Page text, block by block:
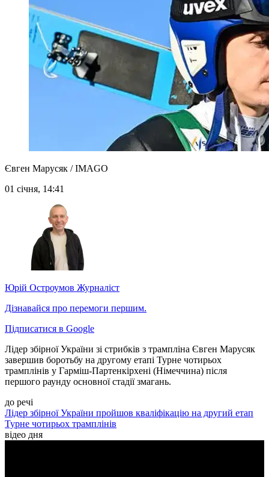
Євген Марусяк / IMAGO
01 січня, 14:41
Юрій Остроумов Журналіст
Дізнавайся про перемоги першим.
Підписатися в Google
Лідер збірної України зі стрибків з трампліна Євген Марусяк
завершив боротьбу на другому етапі Турне чотирьох
трамплінів у Гарміш-Партенкірхені (Німеччина) після
першого раунду основної стадії змагань.
до речі
Лідер збірної України пройшов кваліфікацію на другий етап
Турне чотирьох трамплінів
відео дня